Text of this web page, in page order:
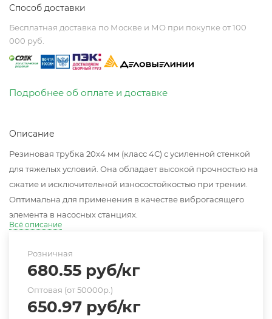
Способ доставки
Бесплатная доставка по Москве и МО при покупке от 100
000 руб.
Подробнее об оплате и доставке
Описание
Резиновая трубка 20х4 мм (класс 4С) с усиленной стенкой
для тяжелых условий. Она обладает высокой прочностью на
сжатие и исключительной износостойкостью при трении.
Оптимальна для применения в качестве виброгасящего
элемента в насосных станциях.
Всё описание
Розничная
680.55 руб/кг
Оптовая (от 50000р.)
650.97 руб/кг